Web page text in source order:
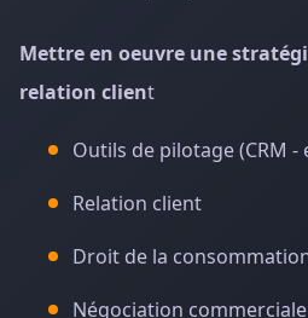
Mettre en oeuvre une
relation client
Outils de pilotage (CRM -
Relation client
Droit de la
Négociation commerciale